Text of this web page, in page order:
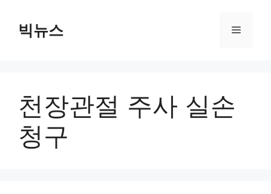
빅뉴스 메
천장관절 주사 실손
청구